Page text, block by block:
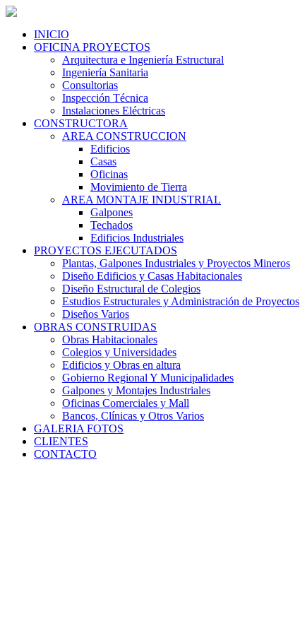
INICIO
OFICINA PROYECTOS
Arquitectura e Ingeniería Estructural
Ingeniería Sanitaria
Consultorias
Inspección Técnica
Instalaciones Eléctricas
CONSTRUCTORA
AREA CONSTRUCCION
Edificios
Casas
Oficinas
Movimiento de Tierra
AREA MONTAJE INDUSTRIAL
Galpones
Techados
Edificios Industriales
PROYECTOS EJECUTADOS
Plantas, Galpones Industriales y Proyectos Mineros
Diseño Edificios y Casas Habitacionales
Diseño Estructural de Colegios
Estudios Estructurales y Administración de Proyectos
Diseños Varios
OBRAS CONSTRUIDAS
Obras Habitacionales
Colegios y Universidades
Edificios y Obras en altura
Gobierno Regional Y Municipalidades
Galpones y Montajes Industriales
Oficinas Comerciales y Mall
Bancos, Clínicas y Otros Varios
GALERIA FOTOS
CLIENTES
CONTACTO